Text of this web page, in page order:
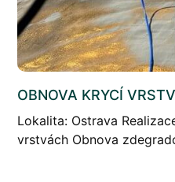
OBNOVA KRYCÍ
Lokalita: Ostrava
vrstvách Obnova